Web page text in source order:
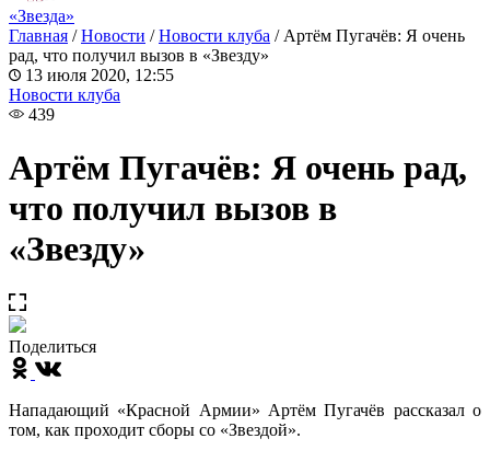
«Звезда»
Главная /Новости /Новости клуба / Артём Пугачёв: Я очень
рад, что получил вызов в «Звезду»
13 июля 2020, 12:55
Новости клуба
439
Артём Пугачёв: Я очень рад,
что получил вызов в
«Звезду»
Поделиться
Нападающий «Красной Армии» Артём Пугачёв рассказал о
том, как проходит сборы со «Звездой».